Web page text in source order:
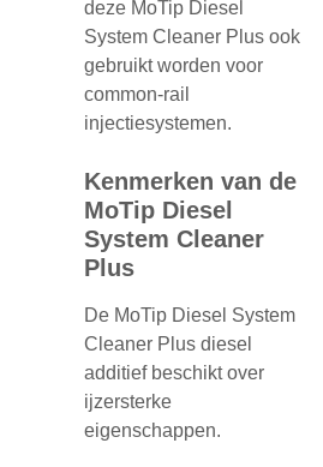
deze MoTip Diesel
System Cleaner Plus ook
gebruikt worden voor
common-rail
injectiesystemen.
Kenmerken van de
MoTip Diesel
System Cleaner
Plus
De MoTip Diesel System
Cleaner Plus diesel
additief beschikt over
ijzersterke
eigenschappen.